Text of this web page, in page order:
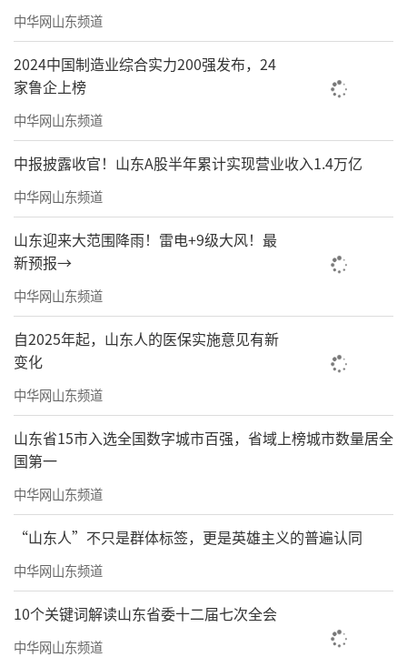
中华网山东频道
2024中国制造业综合实力200强发布，24
家鲁企上榜
中华网山东频道
中报披露收官！山东A股半年累计实现营业收入1.4万亿
中华网山东频道
山东迎来大范围降雨！雷电+9级大风！最
新预报→
中华网山东频道
自2025年起，山东人的医保实施意见有新
变化
中华网山东频道
山东省15市入选全国数字城市百强，省域上榜城市数量居全
国第一
中华网山东频道
“山东人”不只是群体标签，更是英雄主义的普遍认同
中华网山东频道
10个关键词解读山东省委十二届七次全会
中华网山东频道